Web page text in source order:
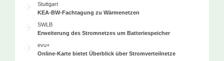
Stuttgart
KEA-BW-Fachtagung zu Wärmenetzen
SWLB
Erweiterung des Stromnetzes um Batteriespeicher
evu+
Online-Karte bietet Überblick über Stromverteilnetze